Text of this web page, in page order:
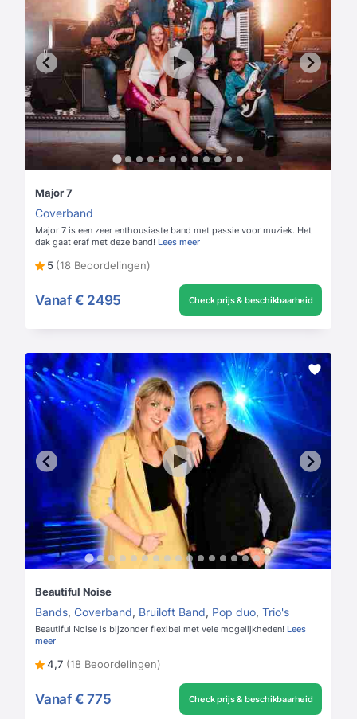
Major 7
Coverband
Major 7 is een zeer enthousiaste band met passie voor muziek. Het
dak gaat eraf met deze band! Lees meer
5 (18 Beoordelingen)
Vanaf € 2495 Check prijs & beschikbaarheid
Beautiful Noise
Bands, Coverband, Bruiloft Band, Pop duo, Trio's
Beautiful Noise is bijzonder flexibel met vele mogelijkheden! Lees
meer
4,7 (18 Beoordelingen)
Vanaf € 775 Check prijs & beschikbaarheid